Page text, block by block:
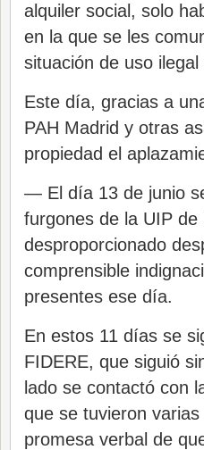
alquiler social, solo
en la que se les
situación de uso
Este día, gracias a
PAH Madrid y otras
propiedad el
— El día 13 de junio
furgones de la UIP
desproporcionado
comprensible
presentes ese día.
En estos 11 días se
FIDERE, que siguió
lado se contactó con
que se tuvieron
promesa verbal de